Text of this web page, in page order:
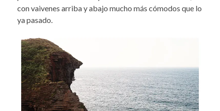
con vaivenes arriba y abajo mucho más cómodos que lo
ya pasado.